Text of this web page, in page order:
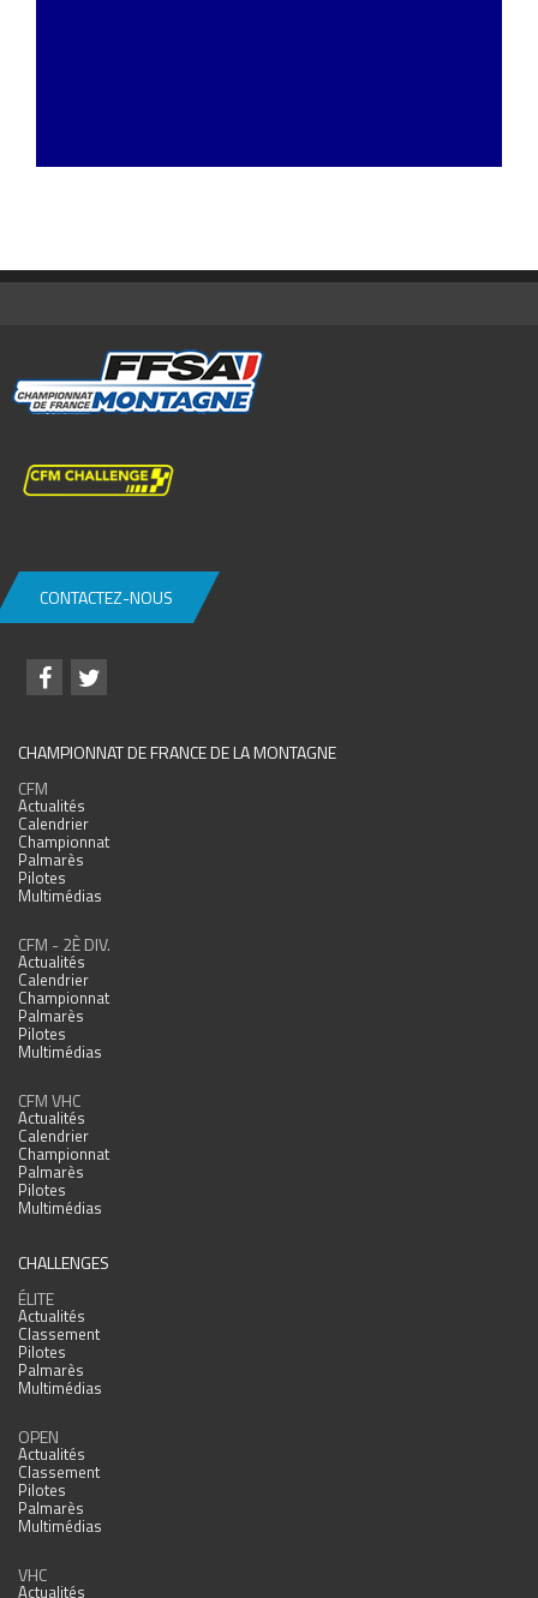
CONTACTEZ-NOUS
CHAMPIONNAT DE FRANCE DE LA MONTAGNE
CFM
Actualités
Calendrier
Championnat
Palmarès
Pilotes
Multimédias
CFM - 2È DIV.
Actualités
Calendrier
Championnat
Palmarès
Pilotes
Multimédias
CFM VHC
Actualités
Calendrier
Championnat
Palmarès
Pilotes
Multimédias
CHALLENGES
ÉLITE
Actualités
Classement
Pilotes
Palmarès
Multimédias
OPEN
Actualités
Classement
Pilotes
Palmarès
Multimédias
VHC
Actualités